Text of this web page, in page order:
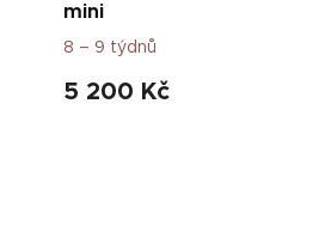
mini
8 – 9 týdnů
5 200 Kč